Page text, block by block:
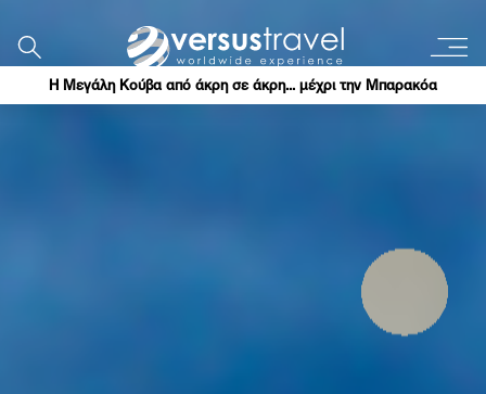
Η Μεγάλη Κούβα από άκρη σε άκρη... μέχρι την Μπαρακόα